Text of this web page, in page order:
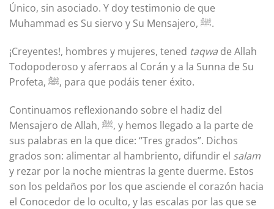
Único, sin asociado. Y doy testimonio de que
Muhammad es Su siervo y Su Mensajero, ﷺ.
¡Creyentes!, hombres y mujeres, tened taqwa de Allah
Todopoderoso y aferraos al Corán y a la Sunna de Su
Profeta, ﷺ, para que podáis tener éxito.
Continuamos reflexionando sobre el hadiz del
Mensajero de Allah, ﷺ, y hemos llegado a la parte de
sus palabras en la que dice: “Tres grados”. Dichos
grados son: alimentar al hambriento, difundir el salam
y rezar por la noche mientras la gente duerme. Estos
son los peldaños por los que asciende el corazón hacia
el Conocedor de lo oculto, y las escalas por las que se